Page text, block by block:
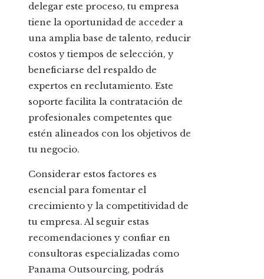
delegar este proceso, tu empresa
tiene la oportunidad de acceder a
una amplia base de talento, reducir
costos y tiempos de selección, y
beneficiarse del respaldo de
expertos en reclutamiento. Este
soporte facilita la contratación de
profesionales competentes que
estén alineados con los objetivos de
tu negocio.
Considerar estos factores es
esencial para fomentar el
crecimiento y la competitividad de
tu empresa. Al seguir estas
recomendaciones y confiar en
consultoras especializadas como
Panama Outsourcing, podrás